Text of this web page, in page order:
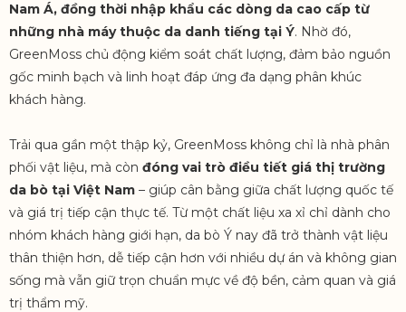
Nam Á, đồng thời nhập khẩu các dòng da cao cấp từ
những nhà máy thuộc da danh tiếng tại Ý. Nhờ đó,
GreenMoss chủ động kiểm soát chất lượng, đảm bảo nguồn
gốc minh bạch và linh hoạt đáp ứng đa dạng phân khúc
khách hàng.
Trải qua gần một thập kỷ, GreenMoss không chỉ là nhà phân
phối vật liệu, mà còn đóng vai trò điều tiết giá thị trường
da bò tại Việt Nam – giúp cân bằng giữa chất lượng quốc tế
và giá trị tiếp cận thực tế. Từ một chất liệu xa xỉ chỉ dành cho
nhóm khách hàng giới hạn, da bò Ý nay đã trở thành vật liệu
thân thiện hơn, dễ tiếp cận hơn với nhiều dự án và không gian
sống mà vẫn giữ trọn chuẩn mực về độ bền, cảm quan và giá
trị thẩm mỹ.